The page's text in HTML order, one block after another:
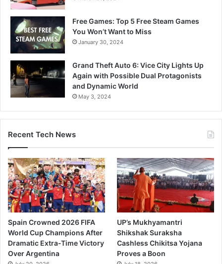
Free Games: Top 5 Free Steam Games
You Won’t Want to Miss
January 30, 2024
Grand Theft Auto 6: Vice City Lights Up
Again with Possible Dual Protagonists
and Dynamic World
May 3, 2024
Recent Tech News
Spain Crowned 2026 FIFA
World Cup Champions After
Dramatic Extra-Time Victory
Over Argentina
UP’s Mukhyamantri
Shikshak Suraksha
Cashless Chikitsa Yojana
Proves a Boon